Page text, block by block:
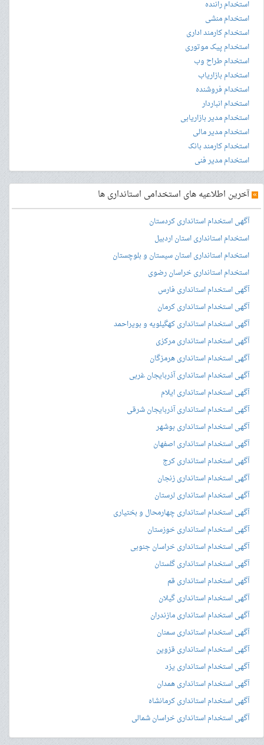
استخدام راننده
استخدام منشی
استخدام کارمند اداری
استخدام پیک موتوری
استخدام طراح وب
استخدام بازاریاب
استخدام فروشنده
استخدام انباردار
استخدام مدیر بازاریابی
استخدام مدیر مالی
استخدام کارمند بانک
استخدام مدیر فنی
»آخرین اطلاعیه های استخدامی استانداری ها
آگهی استخدام استانداری کردستان
استخدام استانداری استان اردبیل
استخدام استانداری استان سیستان و بلوچستان
استخدام استانداری خراسان رضوی
آگهی استخدام استانداری فارس
آگهی استخدام استانداری کرمان
آگهی استخدام استانداری کهگیلویه و بویراحمد
آگهی استخدام استانداری مرکزی
آگهی استخدام استانداری هرمزگان
آگهی استخدام استانداری آذربایجان غربی
آگهی استخدام استانداری ایلام
آگهی استخدام استانداری آذربایجان شرقی
آگهی استخدام استانداری بوشهر
آگهی استخدام استانداری اصفهان
آگهی استخدام استانداری کرج
آگهی استخدام استانداری زنجان
آگهی استخدام استانداری لرستان
آگهی استخدام استانداری چهارمحال و بختیاری
آگهی استخدام استانداری خوزستان
آگهی استخدام استانداری خراسان جنوبی
آگهی استخدام استانداری گلستان
آگهی استخدام استانداری قم
آگهی استخدام استانداری گیلان
آگهی استخدام استانداری مازندران
آگهی استخدام استانداری سمنان
آگهی استخدام استانداری قزوین
آگهی استخدام استانداری یزد
آگهی استخدام استانداری همدان
آگهی استخدام استانداری کرمانشاه
آگهی استخدام استانداری خراسان شمالی